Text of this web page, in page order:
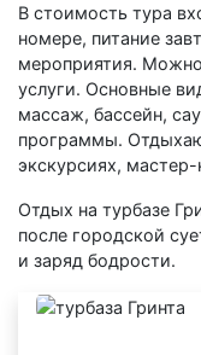
В стоимость тура
номере, питание
мероприятия.
услуги. Основные
массаж, бассейн,
программы.
экскурсиях, мастер-
Отдых на турбазе
после городской
и заряд бодрости.